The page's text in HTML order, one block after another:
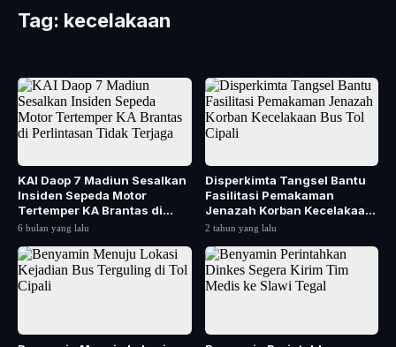
Tag: kecelakaan
KAI Daop 7 Madiun Sesalkan
Insiden Sepeda Motor
Tertemper KA Brantas di
Perlintasan Tidak...
6 bulan yang lalu
Disperkimta Tangsel Bantu
Fasilitasi Pemakaman
Jenazah Korban Kecelakaan
Bus Tol Cipali
2 tahun yang lalu